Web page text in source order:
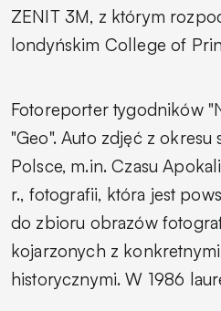
ZENIT 3M, z którym
londyńskim College of
Fotoreporter tygodników
"Geo". Auto zdjęć z
Polsce, m.in. Czasu
r., fotografii, która jest
do zbioru obrazów
kojarzonych z
historycznymi. W 1986